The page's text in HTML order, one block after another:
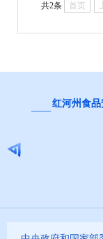
共2条 首页
红河州食